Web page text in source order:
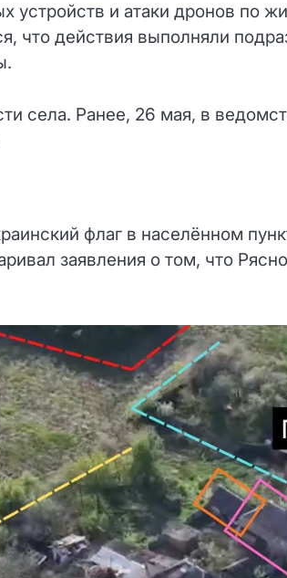
устройств и атаки дронов по
что действия выполняли
села. Ранее, 26 мая, в
флаг в населённом
заявления о том, что